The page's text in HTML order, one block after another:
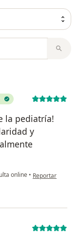
la pediatría!
y
online • en opinión del
Reportar